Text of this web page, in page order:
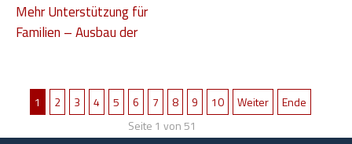
Mehr Unterstützung für
Familien – Ausbau der
Herbst 2025
1 2 3 4 5 6 7 8 9 10 Weiter
Ende
Seite 1 von 51